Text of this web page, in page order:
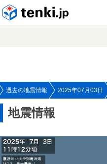
過去の地震情報 2025年07月03日
地震情報